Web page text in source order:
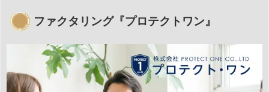
ファクタリング『プロテクトワン』